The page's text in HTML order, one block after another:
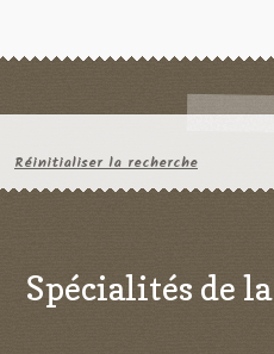
Réinitialiser la recherche
Spécialités de